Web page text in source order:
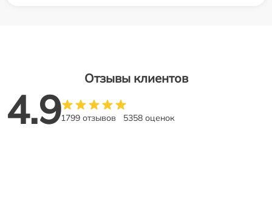
Отзывы клиентов
4.91799 отзывов 5358 оценок